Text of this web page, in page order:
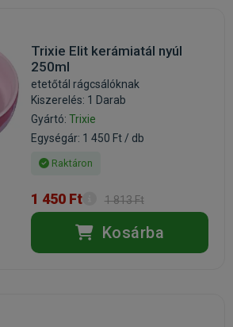
Trixie Elit kerámiatál nyúl
250ml
etetőtál rágcsálóknak
Kiszerelés: 1 Darab
Gyártó: Trixie
Egységár: 1 450 Ft / db
Raktáron
1 450 Ft 1 813 Ft
Kosárba